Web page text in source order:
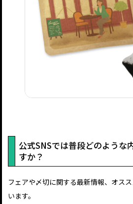
公式SNSでは普段どのような
すか？
フェアや〆切に関する最新情報、オス
います。